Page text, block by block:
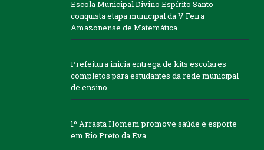
Escola Municipal Divino Espírito Santo
conquista etapa municipal da V Feira
Amazonense de Matemática
Prefeitura inicia entrega de kits escolares
completos para estudantes da rede municipal
de ensino
1º Arrasta Homem promove saúde e esporte
em Rio Preto da Eva